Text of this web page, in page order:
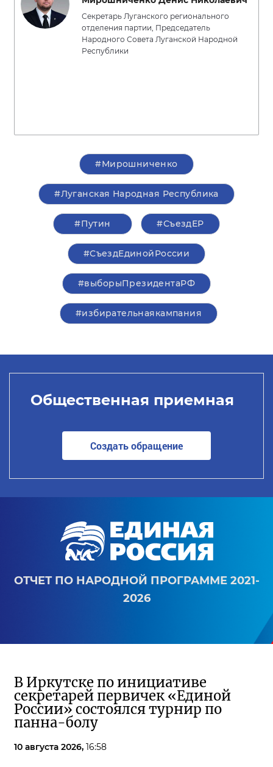
Секретарь Луганского регионального
отделения партии, Председатель
Народного Совета Луганской Народной
Республики
#Мирошниченко
#Луганская Народная Республика
#Путин #СъездЕР
#СъездЕдинойРоссии
#выборыПрезидентаРФ
#избирательнаякампания
Общественная приемная
Создать обращение
ОТЧЕТ ПО НАРОДНОЙ ПРОГРАММЕ 2021-
2026
В Иркутске по инициативе
секретарей первичек «Единой
России» состоялся турнир по
панна-болу
10 августа 2026, 16:58